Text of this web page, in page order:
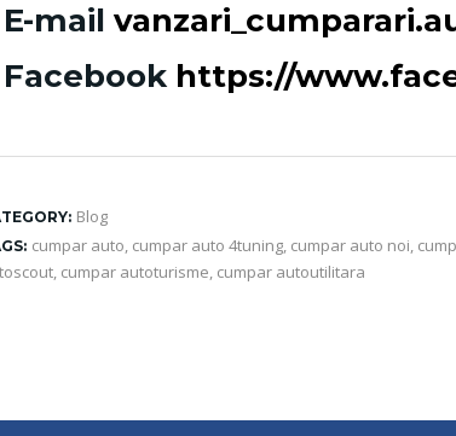
E-mail
Facebook https://
Blog
cumpar auto, cumpar auto 4tuning, cumpar auto noi,
, cumpar autoturisme, cumpar autoutilitara